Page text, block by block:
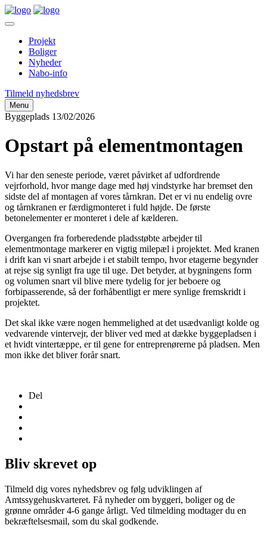
Projekt
Boliger
Nyheder
Nabo-info
Tilmeld nyhedsbrev
Menu
Byggeplads 13/02/2026
Opstart på elementmontagen
Vi har den seneste periode, været påvirket af udfordrende
vejrforhold, hvor mange dage med høj vindstyrke har bremset den
sidste del af montagen af vores tårnkran. Det er vi nu endelig ovre
og tårnkranen er færdigmonteret i fuld højde. De første
betonelementer er monteret i dele af kælderen.
Overgangen fra forberedende pladsstøbte arbejder til
elementmontage markerer en vigtig milepæl i projektet. Med kranen
i drift kan vi snart arbejde i et stabilt tempo, hvor etagerne begynder
at rejse sig synligt fra uge til uge. Det betyder, at bygningens form
og volumen snart vil blive mere tydelig for jer beboere og
forbipasserende, så der forhåbentligt er mere synlige fremskridt i
projektet.
Det skal ikke være nogen hemmelighed at det usædvanligt kolde og
vedvarende vintervejr, der bliver ved med at dække byggepladsen i
et hvidt vintertæppe, er til gene for entreprenørerne på pladsen. Men
mon ikke det bliver forår snart.
Del
Bliv skrevet op
Tilmeld dig vores nyhedsbrev og følg udviklingen af
Amtssygehuskvarteret. Få nyheder om byggeri, boliger og de
grønne områder 4-6 gange årligt. Ved tilmelding modtager du en
bekræftelsesmail, som du skal godkende.